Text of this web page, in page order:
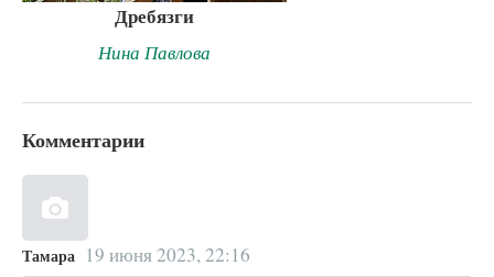
Дребязги
Нина Павлова
Комментарии
Тамара 19 июня 2023, 22:16